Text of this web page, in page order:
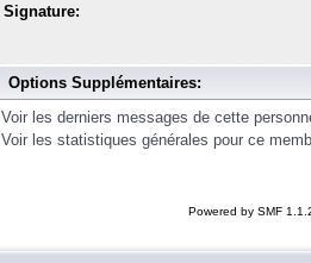
Signature:
Options Supplémentaires:
Voir les derniers messages de cette
Voir les statistiques générales pour ce
Powered by SMF